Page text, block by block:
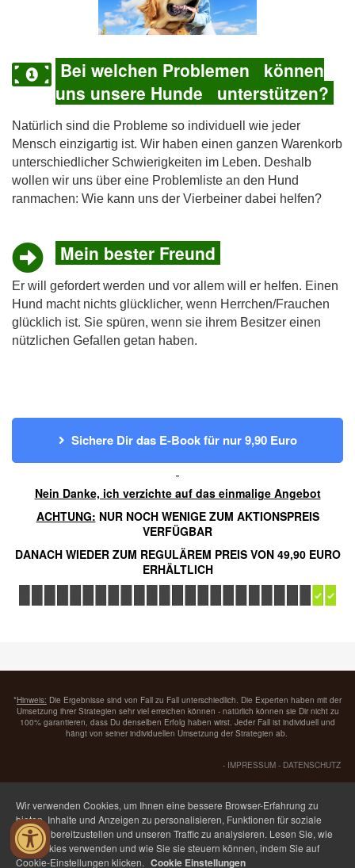
Bei welchen Problemen können
uns unsere Hunde unterstützen?
Natürlich sind die Probleme so individuell wie jeder
Mensch einzigartig ist. Wir haben einen ganzen Warenkorb
unterschiedlicher Schwierigkeiten im Leben. Deshalb
wollen wir uns über eine Problemliste an den Hund
ranmachen: Wie kann uns der Vierbeiner dabei helfen?
Mein bester Freund
Er will gefordert werden und vor allem will er helfen. Einen
Hund macht nichts glücklicher, wenn Herrchen/Frauchen
glücklich ist. Sie spüren, wenn sie ihrem Besitzer einen
nützlichen Gefallen getan haben.
Sichere Dir das E-Book für nur 9,90 Euro
Nein Danke, ich verzichte auf das einmalige Angebot
ACHTUNG: NUR NOCH WENIGE ZUM AKTIONSPREIS
VERFÜGBAR
DANACH WIEDER ZUM REGULÄREM PREIS VON 49,90 EURO
ERHÄLTLICH
*Hinweis: Die Ergebnisse sind von Fall zu Fall unterschiedlich. Die Experten haben mit der
Umsetzung ihrer Strategien sehr viel erreichen können - natürlich können sie Dir nicht zu
100% garantieren, dass Du denselben Erfolg haben wirst. Jeder Fall ist individuell und
hängt von seiner individuellen Umsetzung der Strategien ab.
- IMPRESSUM - DATENSCHUTZ
Wir verwenden Cookies, um Ihnen eine bessere Browser-Erfahrung zu
bieten, Inhalte und Anzeigen zu personalisieren, Funktionen für soziale
Medien bereitzustellen und unseren Traffic zu analysieren. Lesen Sie, wie
wir Cookies verwenden und wie Sie sie steuern können, indem Sie auf
Cookie-Einstellungen klicken. Cookie Einstellungen